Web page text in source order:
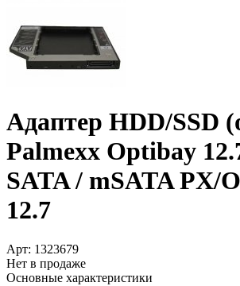
Адаптер HDD/­SSD
Palmexx Optibay
SATA /­ mSATA PX/­
12.7
Арт: 1323679
Нет в продаже
Основные характеристики